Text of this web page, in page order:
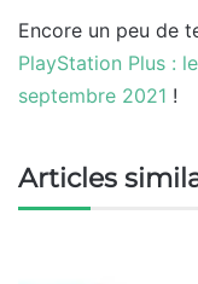
Encore un peu de
PlayStation Plus :
septembre 2021 !
Articles